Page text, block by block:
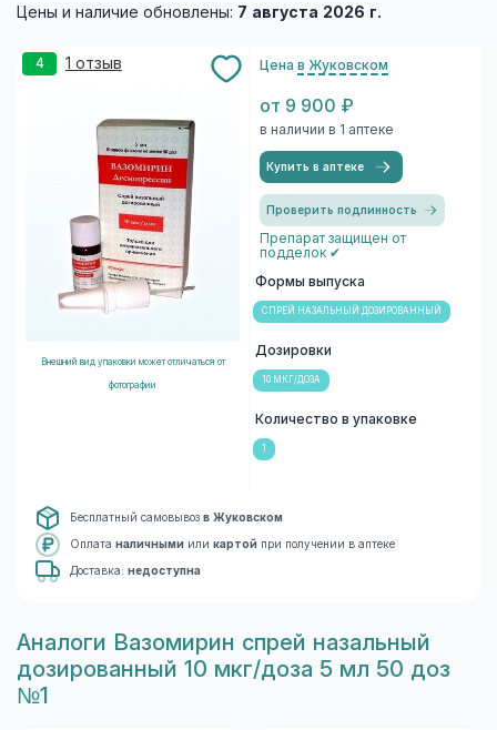
Цены и наличие обновлены: 7 августа 2026 г.
4 1 отзыв
Внешний вид упаковки может отличаться от
фотографии
Цена в Жуковском
от 9 900 ₽
в наличии в 1 аптеке
Купить в аптеке
Проверить подлинность
Препарат защищен от
подделок ✔
Формы выпуска
СПРЕЙ НАЗАЛЬНЫЙ ДОЗИРОВАННЫЙ
Дозировки
10 МКГ/ДОЗА
Количество в упаковке
1
Бесплатный самовывоз в Жуковском
Оплата наличными или картой при получении в аптеке
Доставка: недоступна
Aналоги Вазомирин спрей назальный
дозированный 10 мкг/доза 5 мл 50 доз
№1